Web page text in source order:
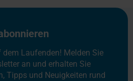
Laufenden! Melden Sie
an und erhalten Sie
Tipps und Neuigkeiten rund